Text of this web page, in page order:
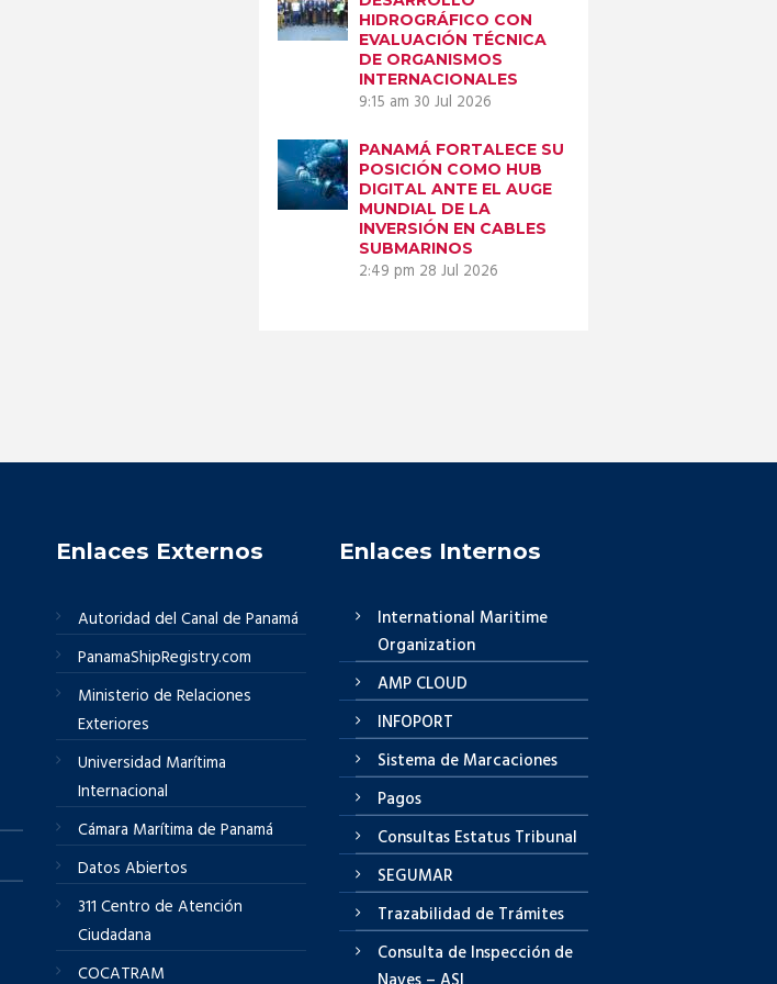
HIDROGRÁFICO CON
EVALUACIÓN TÉCNICA
DE ORGANISMOS
INTERNACIONALES
9:15 am 30 Jul 2026
PANAMÁ FORTALECE SU
POSICIÓN COMO HUB
DIGITAL ANTE EL AUGE
MUNDIAL DE LA
INVERSIÓN EN CABLES
SUBMARINOS
2:49 pm 28 Jul 2026
Enlaces Externos
Autoridad del Canal de Panamá
PanamaShipRegistry.com
Ministerio de Relaciones
Exteriores
Universidad Marítima
Internacional
Cámara Marítima de Panamá
Datos Abiertos
311 Centro de Atención
Ciudadana
COCATRAM
Enlaces Internos
International Maritime
Organization
AMP CLOUD
INFOPORT
Sistema de Marcaciones
Pagos
Consultas Estatus Tribunal
SEGUMAR
Trazabilidad de Trámites
Consulta de Inspección de